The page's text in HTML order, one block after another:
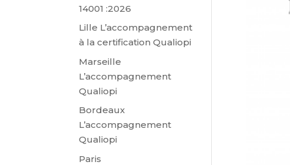
14001 :2026
Lille L’accompagnement
à la certification Qualiopi
Marseille
L’accompagnement
Qualiopi
Bordeaux
L’accompagnement
Qualiopi
Paris